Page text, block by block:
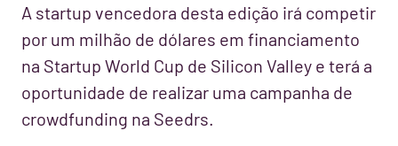
A startup vencedora desta edição irá competir
por um milhão de dólares em financiamento
na Startup World Cup de Silicon Valley e terá a
oportunidade de realizar uma campanha de
crowdfunding na Seedrs.